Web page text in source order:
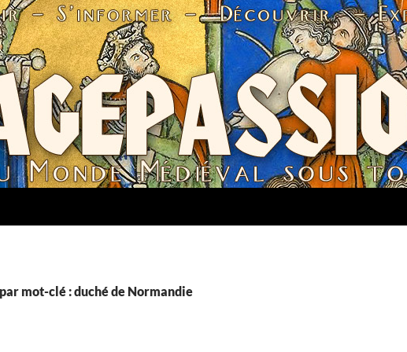
mot-clé : duché de Normandie